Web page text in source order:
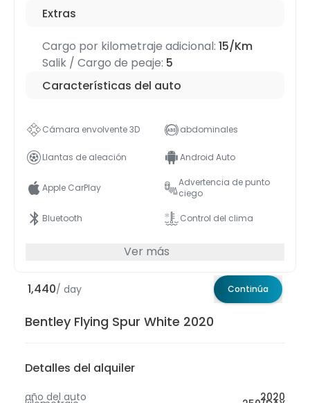
Extras
Cargo por kilometraje adicional: 15/Km
Salik / Cargo de peaje: 5
Características del auto
Cámara envolvente 3D abdominales
Llantas de aleación Android Auto
Apple CarPlay
Advertencia de punto
ciego
Bluetooth Control del clima
Ver más
1,440/ day Continúa
Bentley Flying Spur White 2020
Detalles del alquiler
año del auto 2020